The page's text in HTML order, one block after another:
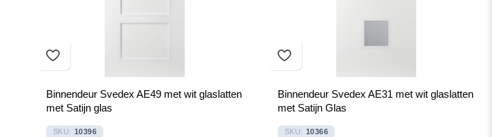
Binnendeur Svedex AE49 met wit glaslatten
met Satijn glas
SKU: 10396
Binnendeur Svedex AE31 met wit glaslatten
met Satijn Glas
SKU: 10366